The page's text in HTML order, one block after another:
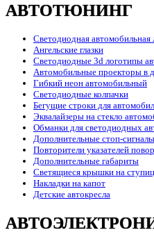
АВТОТЮНИНГ
Светодиодная автомобильная
Ангельские глазки
Светодиодные 3d логотипы
Автомобильные проекторы в
Гибкий неон автомобильный
Светодиодные колпачки
Бегущие строки для
Эквалайзеры на стекло
Обманки для светодиодных
Дополнительные стоп-сигналы
Повторители указателей
Дополнительные габариты
Светящиеся крышки на
Накладки на капот
Детские автокресла